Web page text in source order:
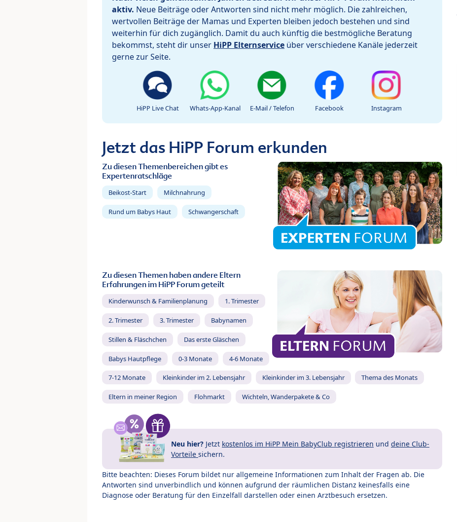
aktiv. Neue Beiträge oder Antworten sind nicht mehr möglich. Die zahlreichen,
wertvollen Beiträge der Mamas und Experten bleiben jedoch bestehen und sind
weiterhin für dich zugänglich. Damit du auch künftig die bestmögliche Beratung
bekommst, steht dir unser HiPP Elternservice über verschiedene Kanäle jederzeit
gerne zur Seite.
HiPP Live Chat Whats-App-Kanal E-Mail / Telefon Facebook Instagram
Jetzt das HiPP Forum erkunden
Zu diesen Themenbereichen gibt es
Expertenratschläge
Beikost-Start Milchnahrung
Rund um Babys Haut Schwangerschaft
Zu diesen Themen haben andere Eltern
Erfahrungen im HiPP Forum geteilt
Kinderwunsch & Familienplanung 1. Trimester
2. Trimester 3. Trimester Babynamen
Stillen & Fläschchen Das erste Gläschen
Babys Hautpflege 0-3 Monate 4-6 Monate
7-12 Monate Kleinkinder im 2. Lebensjahr Kleinkinder im 3. Lebensjahr Thema des Monats
Eltern in meiner Region Flohmarkt Wichteln, Wanderpakete & Co
Neu hier? Jetzt kostenlos im HiPP Mein BabyClub registrieren und deine Club-
Vorteile sichern.
Bitte beachten: Dieses Forum bildet nur allgemeine Informationen zum Inhalt der Fragen ab. Die
Antworten sind unverbindlich und können aufgrund der räumlichen Distanz keinesfalls eine
Diagnose oder Beratung für den Einzelfall darstellen oder einen Arztbesuch ersetzen.